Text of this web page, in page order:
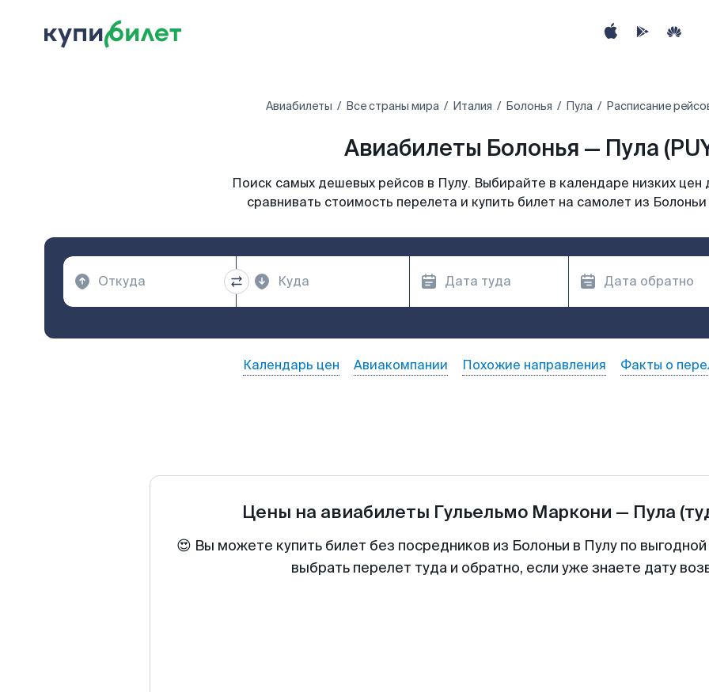
Авиабилеты Все страны мира Италия Болонья Пула Расписание
Авиабилеты Болонья — Пула
Поиск самых дешевых рейсов в Пулу. Выбирайте в календаре низких цен
сравнивать стоимость перелета и купить билет на самолет из
Календарь цен Авиакомпании Похожие направления Факты о
Цены на авиабилеты Гульельмо Маркони — Пула
😍 Вы можете купить билет без посредников из Болоньи в Пулу по
выбрать перелет туда и обратно, если уже знаете дату